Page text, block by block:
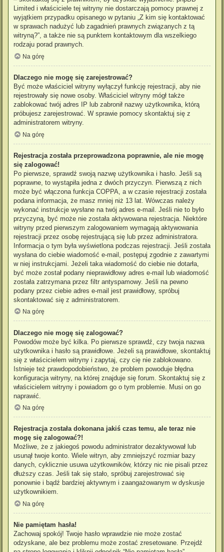
Limited i właściciele tej witryny nie dostarczają pomocy prawnej z
wyjątkiem przypadku opisanego w pytaniu „Z kim się kontaktować
w sprawach nadużyć lub zagadnień prawnych związanych z tą
witryną?”, a także nie są punktem kontaktowym dla wszelkiego
rodzaju porad prawnych.
Na górę
Dlaczego nie mogę się zarejestrować?
Być może właściciel witryny wyłączył funkcję rejestracji, aby nie
rejestrowały się nowe osoby. Właściciel witryny mógł także
zablokować twój adres IP lub zabronił nazwy użytkownika, którą
próbujesz zarejestrować. W sprawie pomocy skontaktuj się z
administratorem witryny.
Na górę
Rejestracja została przeprowadzona poprawnie, ale nie mogę
się zalogować!
Po pierwsze, sprawdź swoją nazwę użytkownika i hasło. Jeśli są
poprawne, to wystąpiła jedna z dwóch przyczyn. Pierwszą z nich
może być włączona funkcja COPPA, a w czasie rejestracji została
podana informacja, że masz mniej niż 13 lat. Wówczas należy
wykonać instrukcje wysłane na twój adres e-mail. Jeśli nie to było
przyczyną, być może nie została aktywowana rejestracja. Niektóre
witryny przed pierwszym zalogowaniem wymagają aktywowania
rejestracji przez osobę rejestrującą się lub przez administratora.
Informacja o tym była wyświetlona podczas rejestracji. Jeśli została
wysłana do ciebie wiadomość e-mail, postępuj zgodnie z zawartymi
w niej instrukcjami. Jeżeli taka wiadomość do ciebie nie dotarła,
być może został podany nieprawidłowy adres e-mail lub wiadomość
została zatrzymana przez filtr antyspamowy. Jeśli na pewno
podany przez ciebie adres e-mail jest prawidłowy, spróbuj
skontaktować się z administratorem.
Na górę
Dlaczego nie mogę się zalogować?
Powodów może być kilka. Po pierwsze sprawdź, czy twoja nazwa
użytkownika i hasło są prawidłowe. Jeżeli są prawidłowe, skontaktuj
się z właścicielem witryny i zapytaj, czy cię nie zablokowano.
Istnieje też prawdopodobieństwo, że problem powoduje błędna
konfiguracja witryny, na której znajduje się forum. Skontaktuj się z
właścicielem witryny i powiadom go o tym problemie. Musi on go
naprawić.
Na górę
Rejestracja została dokonana jakiś czas temu, ale teraz nie
mogę się zalogować?!
Możliwe, że z jakiegoś powodu administrator dezaktywował lub
usunął twoje konto. Wiele witryn, aby zmniejszyć rozmiar bazy
danych, cyklicznie usuwa użytkowników, którzy nic nie pisali przez
dłuższy czas. Jeśli tak się stało, spróbuj zarejestrować się
ponownie i bądź bardziej aktywnym i zaangażowanym w dyskusje
użytkownikiem.
Na górę
Nie pamiętam hasła!
Zachowaj spokój! Twoje hasło wprawdzie nie może zostać
odzyskane, ale bez problemu może zostać zresetowane. Przejdź